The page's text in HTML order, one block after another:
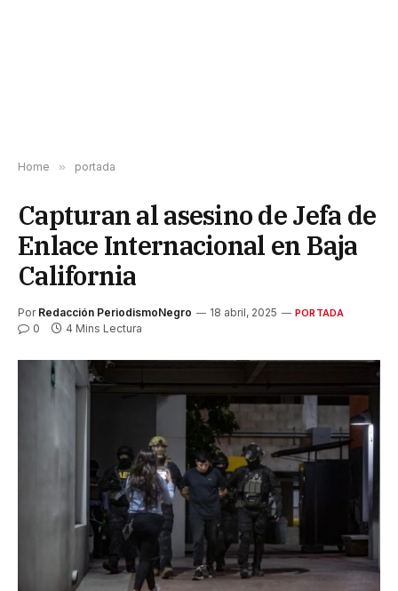
Home » portada
Capturan al asesino de Jefa de
Enlace Internacional en Baja
California
Por Redacción PeriodismoNegro 18 abril, 2025 PORTADA
0 4 Mins Lectura